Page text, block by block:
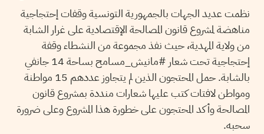
نظمت عديد الجهات بالجمهورية التونسية وقفات إحتجاجية
مناهضة لمشروع قانون المصالحة الإقتصادية على غرار الشابة
من ولاية المهدية، حيث نفذ مجموعة من النشطاء وقفة
إحتجاجية تحت شعار #مانيش_مسامح بساحة 14 جانفي
بالشابة. حمل المحتجون الذين لم يتجاوز عددهم 15 مواطنة
ومواطن لافتات كتب عليها شعارات منددة بمشروع قانون
المصالحة وأكد المحتجون على خطورة هذا المشروع وعلى ضرورة
سحبه.